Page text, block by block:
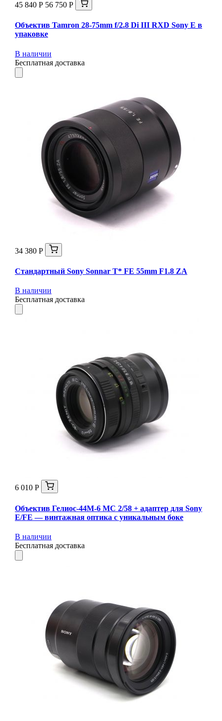
45 840 Р 56 750 Р
Объектив Tamron 28-75mm f/2.8 Di III RXD Sony E в
упаковке
В наличии
Бесплатная доставка
34 380 Р
Стандартный Sony Sonnar T* FE 55mm F1.8 ZA
В наличии
Бесплатная доставка
6 010 Р
Объектив Гелиос-44М-6 МС 2/58 + адаптер для Sony
E/FE — винтажная оптика с уникальным боке
В наличии
Бесплатная доставка